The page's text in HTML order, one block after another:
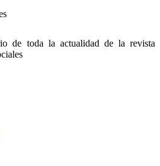
de toda la actualidad de la revista